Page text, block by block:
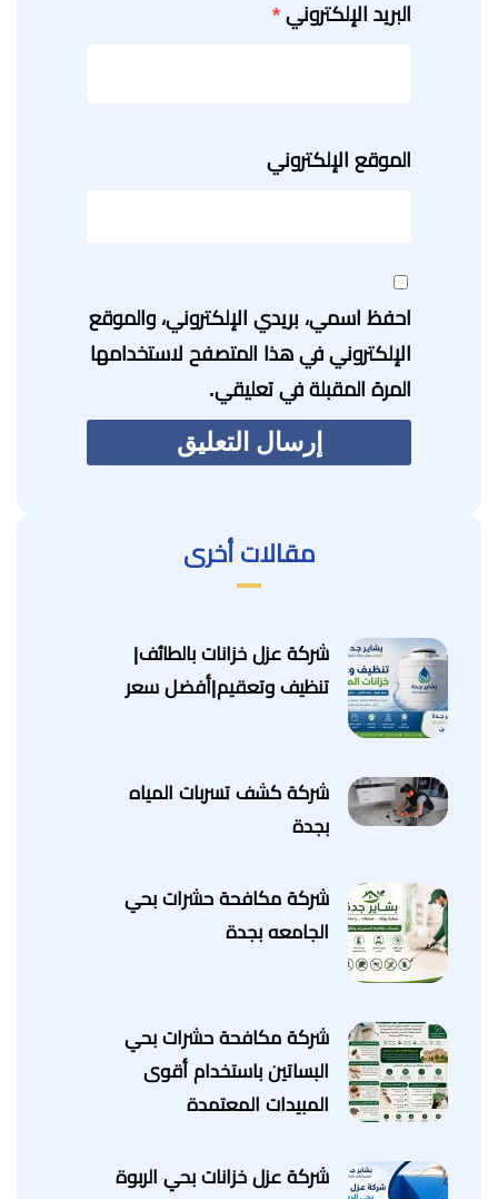
البريد الإلكتروني *
الموقع الإلكتروني
احفظ اسمي، بريدي الإلكتروني، والموقع
الإلكتروني في هذا المتصفح لاستخدامها
المرة المقبلة في تعليقي.
مقالات أخرى
شركة عزل خزانات بالطائف|
تنظيف وتعقيم|أفضل سعر
شركة كشف تسربات المياه
بجدة
شركة مكافحة حشرات بحي
الجامعه بجدة
شركة مكافحة حشرات بحي
البساتين باستخدام أقوى
المبيدات المعتمدة
شركة عزل خزانات بحي الربوة